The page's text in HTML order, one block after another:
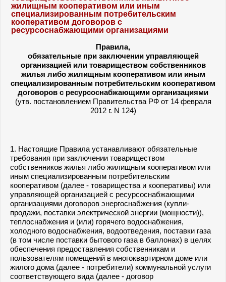
жилищным кооперативом или иным
специализированным потребительским
кооперативом договоров с
ресурсоснабжающими организациями
Правила,
обязательные при заключении управляющей
организацией или товариществом собственников
жилья либо жилищным кооперативом или иным
специализированным потребительским кооперативом
договоров с ресурсоснабжающими организациями
(утв. постановлениемПравительства РФ от 14 февраля
2012 г. N 124)
1. Настоящие Правила устанавливают обязательные
требования при заключении товариществом
собственников жилья либо жилищным кооперативом или
иным специализированным потребительским
кооперативом (далее - товарищества и кооперативы) или
управляющей организацией с ресурсоснабжающими
организациями договоров энергоснабжения (купли-
продажи, поставки электрической энергии (мощности)),
теплоснабжения и (или) горячего водоснабжения,
холодного водоснабжения, водоотведения, поставки газа
(в том числе поставки бытового газа в баллонах) в целях
обеспечения предоставления собственникам и
пользователям помещений в многоквартирном доме или
жилого дома (далее - потребители) коммунальной услуги
соответствующего вида (далее - договор